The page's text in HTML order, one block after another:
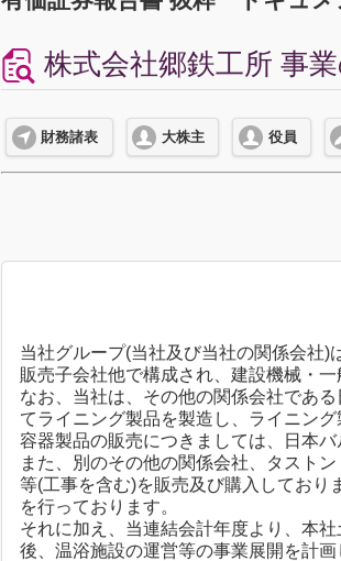
株式会社郷鉄工所 事
財務諸表 大株主 役員
当社グループ(当社及び当社の関係会社
販売子会社他で構成され、建設機械・
なお、当社は、その他の関係会社であ
てライニング製品を製造し、ライニン
容器製品の販売につきましては、日本
また、別のその他の関係会社、タスト
等(工事を含む)を販売及び購入してお
を行っております。
それに加え、当連結会計年度より、本
後、温浴施設の運営等の事業展開を計画